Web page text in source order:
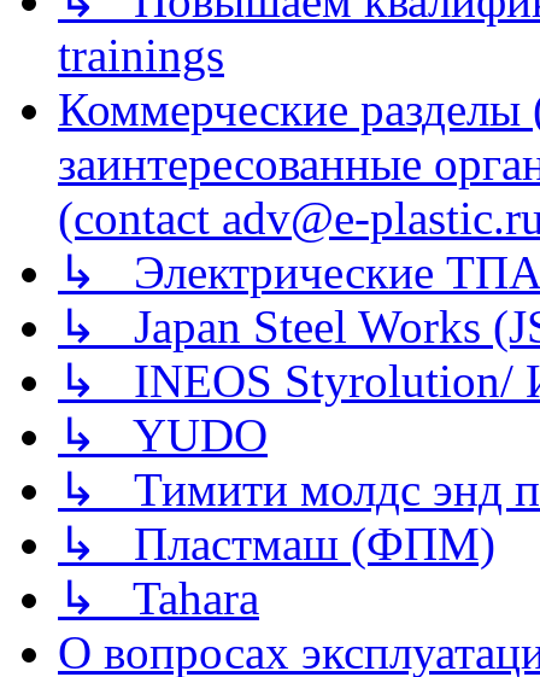
trainings
Коммерческие
заинтересованные
(contact adv@e-
↳ Электрические
↳ Japan Steel Works
↳ INEOS
↳ YUDO
↳ Тимити молдс энд
↳ Пластмаш (ФПМ)
↳ Tahara
О вопросах